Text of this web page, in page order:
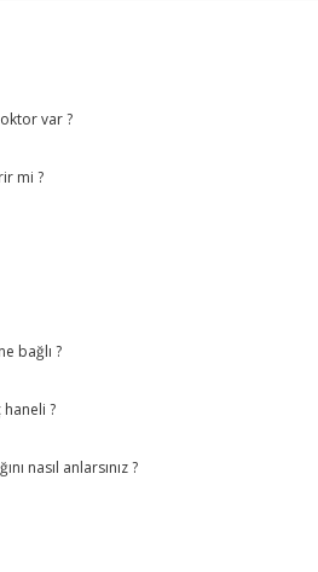
var ?
mi ?
bağlı ?
haneli ?
nasıl anlarsınız ?